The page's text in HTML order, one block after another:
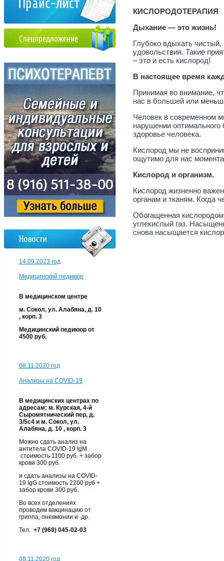
Спецпредложение
14.09.2023 год
Медицинский педикюр
В медицинском центре
м. Сокол, ул. Алабяна, д. 10
, корп. 3
Медицинский педикюр от
4500 руб.
08.11.2020 год
Анализы на COVID-19
В медицинских центрах по
адресам: м. Курская, 4-й
Сыромятнический пер, д.
3/5с4 и м. Сокол, ул.
Алабяна, д. 10 , корп. 3
Можно сдать анализ на
антитела COVID-19 IgM
стоимость 1100 руб. + забор
крови 300 руб.
и сдать анализы на COVID-
19 IgG стоимость 2200 руб +
забор крови 300 руб.
Во всех отделениях
проводим вакцинацию от
гриппа, пневмонии и др.
Тел. +7 (968) 045-02-03
08.11.2020 год
КИСЛОРОДОТЕРАПИЯ
Дыхание — это жизнь!
Глубоко вдыхать
удовольствия. Такие
– это и есть кислород!
В настоящее время
Принимая во внимание,
нас в большей или
Человек в современном
нарушении
здоровье человека.
Кислород мы не
ощутимо для нас
Кислород и организм.
Кислород жизненно
органам и тканям. Когда
Обогащенная
углекислый газ.
снова насыщается